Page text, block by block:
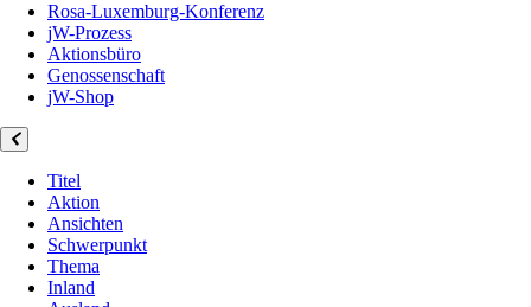
Rosa-Luxemburg-Konferenz
jW-Prozess
Aktionsbüro
Genossenschaft
jW-Shop
Titel
Aktion
Ansichten
Schwerpunkt
Thema
Inland